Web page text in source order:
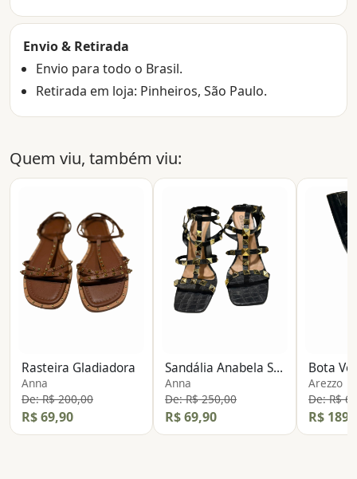
Envio & Retirada
Envio para todo o Brasil.
Retirada em loja: Pinheiros, São Paulo.
Quem viu, também viu:
Rasteira Gladiadora
Anna
De: R$ 200,00
R$ 69,90
Sandália Anabela Spikes
Anna
De: R$ 250,00
R$ 69,90
Bota
Arezzo
De: R$
R$